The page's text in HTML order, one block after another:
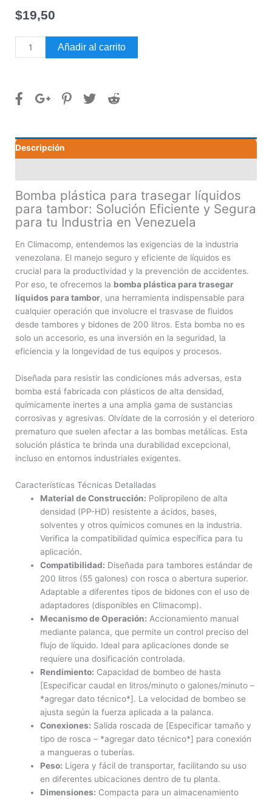
$19,50
Bomba
plástica
líquidos
cantidad
Añadir al carrito
Descripción
Bomba plástica para trasegar líquidos
para tambor: Solución Eficiente y Segura
para tu Industria en Venezuela
En Climacomp, entendemos las exigencias de la industria
venezolana. El manejo seguro y eficiente de líquidos es
crucial para la productividad y la prevención de accidentes.
Por eso, te ofrecemos la bomba plástica para trasegar
líquidos para tambor, una herramienta indispensable para
cualquier operación que involucre el trasvase de fluidos
desde tambores y bidones de 200 litros. Esta bomba no es
solo un accesorio, es una inversión en la seguridad, la
eficiencia y la longevidad de tus equipos y procesos.
Diseñada para resistir las condiciones más adversas, esta
bomba está fabricada con plásticos de alta densidad,
químicamente inertes a una amplia gama de sustancias
corrosivas y agresivas. Olvídate de la corrosión y el deterioro
prematuro que suelen afectar a las bombas metálicas. Esta
solución plástica te brinda una durabilidad excepcional,
incluso en entornos industriales exigentes.
Características Técnicas Detalladas
Material de Construcción: Polipropileno de alta
densidad (PP-HD) resistente a ácidos, bases,
solventes y otros químicos comunes en la industria.
Verifica la compatibilidad química específica para tu
aplicación.
Compatibilidad: Diseñada para tambores estándar de
200 litros (55 galones) con rosca o abertura superior.
Adaptable a diferentes tipos de bidones con el uso de
adaptadores (disponibles en Climacomp).
Mecanismo de Operación: Accionamiento manual
mediante palanca, que permite un control preciso del
flujo de líquido. Ideal para aplicaciones donde se
requiere una dosificación controlada.
Rendimiento: Capacidad de bombeo de hasta
[Especificar caudal en litros/minuto o galones/minuto –
*agregar dato técnico*]. La velocidad de bombeo se
ajusta según la fuerza aplicada a la palanca.
Conexiones: Salida roscada de [Especificar tamaño y
tipo de rosca – *agregar dato técnico*] para conexión
a mangueras o tuberías.
Peso: Ligera y fácil de transportar, facilitando su uso
en diferentes ubicaciones dentro de tu planta.
Dimensiones: Compacta para un almacenamiento